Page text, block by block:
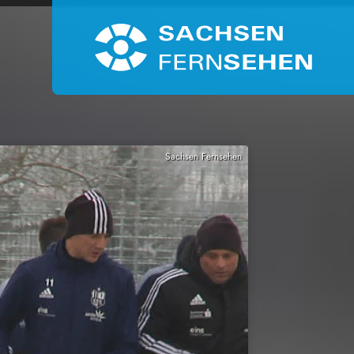
Sachsen Fernsehen